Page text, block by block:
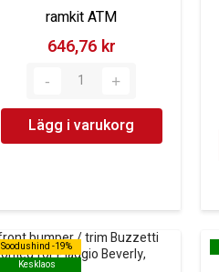
ramkit ATM
646,76 kr‎
Lägg i varukorg
Soodushind -19%
Kesklaos
Soodushind -19%
Kesklaos